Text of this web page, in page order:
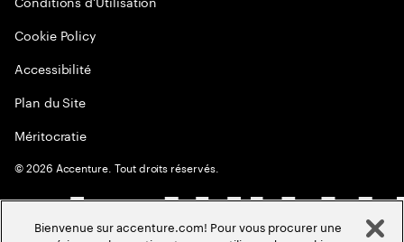
Cookie Policy
Accessibilité
Plan du Site
Méritocratie
©2026 Accenture. Tout droits réservés.
Bienvenue sur accenture.com! Pour vous procurer une